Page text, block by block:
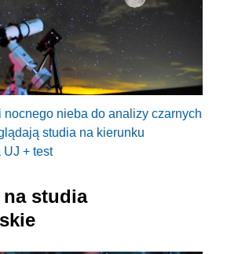
nocnego nieba do analizy czarnych
studia na kierunku
UJ + test
na studia